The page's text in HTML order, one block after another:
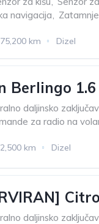
navigacija,
km Dizel
Berlingo
daljinsko
za radio na
km Dizel
daljinsko